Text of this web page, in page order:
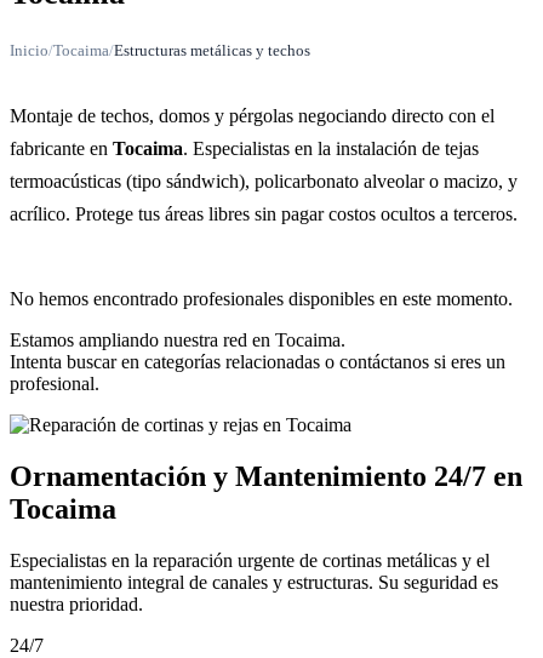
Inicio/Tocaima/Estructuras metálicas y techos
Montaje de techos, domos y pérgolas negociando directo con el
fabricante en Tocaima. Especialistas en la instalación de tejas
termoacústicas (tipo sándwich), policarbonato alveolar o macizo, y
acrílico. Protege tus áreas libres sin pagar costos ocultos a terceros.
No hemos encontrado profesionales disponibles en este momento.
Estamos ampliando nuestra red en Tocaima.
Intenta buscar en categorías relacionadas o contáctanos si eres un
profesional.
Ornamentación y Mantenimiento 24/7 en
Tocaima
Especialistas en la reparación urgente de cortinas metálicas y el
mantenimiento integral de canales y estructuras. Su seguridad es
nuestra prioridad.
24/7